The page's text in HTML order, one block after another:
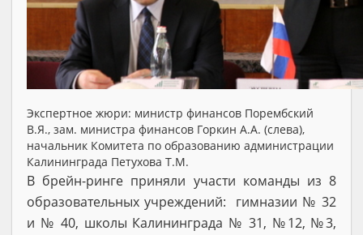
Экспертное жюри: министр финансов Порембский
В.Я., зам. министра финансов Горкин А.А. (слева),
начальник Комитета по образованию администрации
Калининграда Петухова Т.М.
В брейн-ринге приняли участи команды из 8
образовательных учреждений: гимназии № 32
и № 40, школы Калининграда № 31, №12, №3,